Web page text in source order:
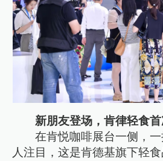
新朋友登场，肯律轻食
在肯悦咖啡展台一侧，一
人注目，这是肯德基旗下轻